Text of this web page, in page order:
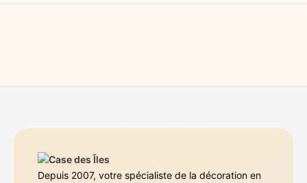
Depuis 2007, votre spécialiste de la décoration en